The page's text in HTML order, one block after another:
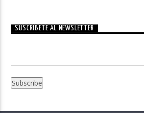
SUSCRÍBETE AL NEWSLETTER